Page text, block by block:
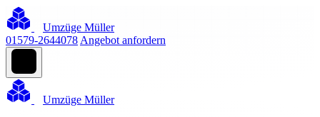
Umzüge Müller
01579-2644078 Angebot anfordern
Umzüge Müller